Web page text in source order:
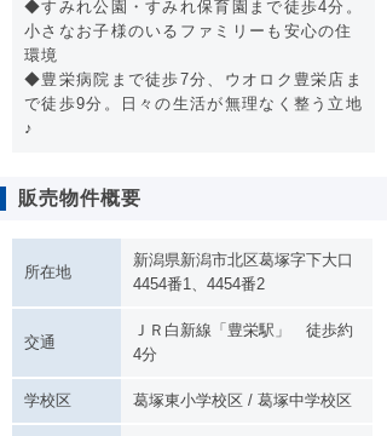
◆すみれ公園・すみれ保育園まで徒歩4分。
小さなお子様のいるファミリーも安心の住
環境
◆豊栄病院まで徒歩7分、ウオロク豊栄店ま
で徒歩9分。日々の生活が無理なく整う立地
♪
販売物件概要
所在地
新潟県新潟市北区葛塚字下大口
4454番1、4454番2
交通
ＪＲ白新線「豊栄駅」 徒歩約
4分
学校区 葛塚東小学校区 / 葛塚中学校区